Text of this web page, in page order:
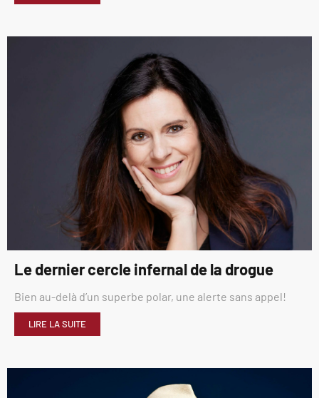
Le dernier cercle infernal de la drogue
Bien au-delà d’un superbe polar, une alerte sans appel!
LIRE LA SUITE